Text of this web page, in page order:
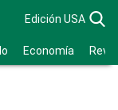
Edición USA
Economía